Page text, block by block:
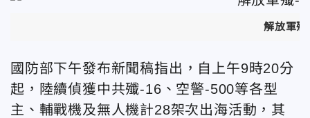
解放軍
國防部下午發布新聞稿指出，自上午9時20分
起，陸續偵獲中共殲-16、空警-500等各型
主、輔戰機及無人機計28架次出海活動，其